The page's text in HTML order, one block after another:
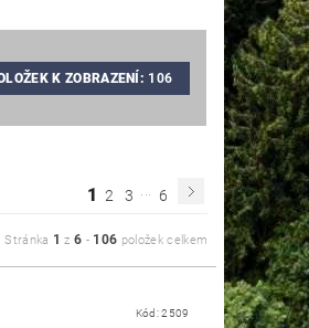
K ZOBRAZENÍ: 106
1 2 3 ... 6
Stránka 1 z6 - 106 položek celkem
Kód:2509